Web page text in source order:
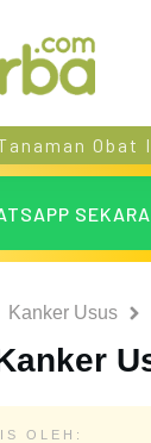
Obat
Kanker Usus
OLEH: